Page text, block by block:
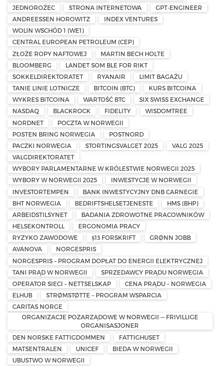
JEDNOROŻEC
STRONA INTERNETOWA
GPT-ENGINEER
ANDREESSEN HOROWITZ
INDEX VENTURES
WOLIN WSCHÓD 1 (WE1)
CENTRAL EUROPEAN PETROLEUM (CEP)
ZŁOŻE ROPY NAFTOWEJ
MARTIN BECH HOLTE
BLOOMBERG
LANDET SOM BLE FOR RIKT
SOKKELDIREKTORATET
RYANAIR
LIMIT BAGAŻU
TANIE LINIE LOTNICZE
BITCOIN (BTC)
KURS BITCOINA
WYKRES BITCOINA
WARTOŚĆ BTC
SIX SWISS EXCHANGE
NASDAQ
BLACKROCK FIDELITY
WISDOMTREE
NORDNET
POCZTA W NORWEGII
POSTEN BRING NORWEGIA
POSTNORD
PACZKI NORWEGIA
STORTINGSVALGET 2025
VALG 2025
VALGDIREKTORATET
WYBORY PARLAMENTARNE W KRÓLESTWIE NORWEGII 2025
WYBORY W NORWEGII 2025
INWESTYCJE W NORWEGII
INVESTORTEMPEN
BANK INWESTYCYJNY DNB CARNEGIE
BHT NORWEGIA
BEDRIFTSHELSETJENESTE
HMS (BHP)
ARBEIDSTILSYNET
BADANIA ZDROWOTNE PRACOWNIKÓW
HELSEKONTROLL
ERGONOMIA PRACY
RYZYKO ZAWODOWE
§13 FORSKRIFT
GRØNN JOBB
AVANOVA
NORGESPRIS
NORGESPRIS – PROGRAM DOPŁAT DO ENERGII ELEKTRYCZNEJ
TANI PRĄD W NORWEGII
SPRZEDAWCY PRĄDU NORWEGIA
OPERATOR SIECI – NETTSELSKAP
CENA PRĄDU – NORWEGIA
ELHUB
STRØMSTØTTE – PROGRAM WSPARCIA
CARITAS NORGE
ORGANIZACJE POZARZĄDOWE W NORWEGII — FRIVILLIGE
ORGANISASJONER
DEN NORSKE FATTIGDOMMEN
FATTIGHUSET
MATSENTRALEN
UNICEF
BIEDA W NORWEGII
UBUSTWO W NORWEGII